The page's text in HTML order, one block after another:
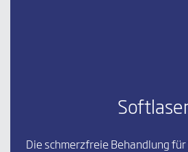
Die schmerzfreie Behandlung für